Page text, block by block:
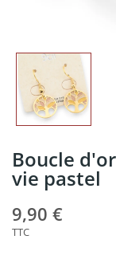
Boucle
vie pastel
9,90 €
TTC